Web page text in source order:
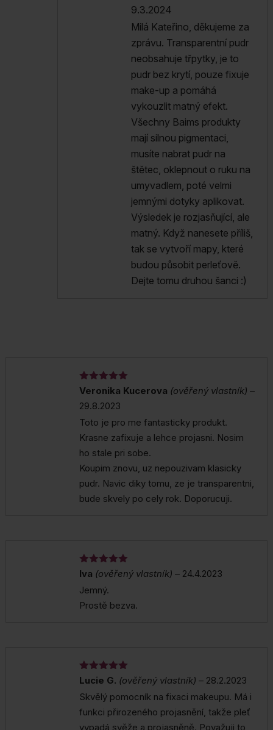
9.3.2024
Milá Kateřino, děkujeme za
zprávu. Transparentní pudr
neobsahuje třpytky, je to
pudr bez krytí, pouze fixuje
make-up a pomáhá
vykouzlit matný efekt.
Všechny Baims produkty
mají silnou pigmentaci,
musíte nabrat pudr na
štětec, oklepnout o ruku na
umyvadlem, poté velmi
jemnými dotyky aplikovat.
Výsledek je rozjasňující, ale
matný. Když nanesete příliš,
tak se vytvoří mapy, které
budou působit perleťově.
Dejte tomu druhou šanci :)
Hodnocení
Veronika Kucerova (ověřený vlastník) –
29.8.2023
Toto je pro me fantasticky produkt.
Krasne zafixuje a lehce projasni. Nosim
ho stale pri sobe.
Koupim znovu, uz nepouzivam klasicky
pudr. Navic diky tomu, ze je transparentni,
bude skvely po cely rok. Doporucuji.
Hodnocení
z 5
Iva (ověřený vlastník) – 24.4.2023
Jemný.
Prostě bezva.
Hodnocení
Lucie G. (ověřený vlastník) – 28.2.2023
Skvělý pomocník na fixaci makeupu. Má i
funkci přirozeného projasnění, takže pleť
vypadá svěže a projasněně. Považuji to